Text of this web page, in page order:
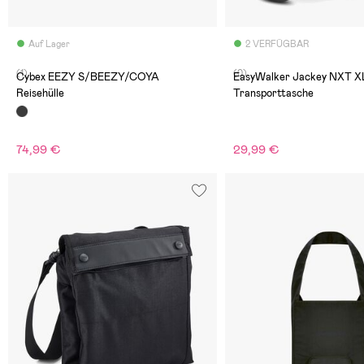
Auf Lager
(1)
Cybex EEZY S/BEEZY/COYA
Reisehülle
74,99 €
2 VERFÜGBAR
(0)
EasyWalker Jackey NXT
Transporttasche
29,99 €